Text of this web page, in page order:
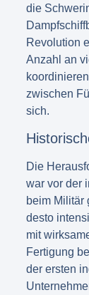
die
Revolution
Anzahl an
zwischen
sich.
Die
war vor der
beim Militär
desto
mit
Fertigung
der ersten